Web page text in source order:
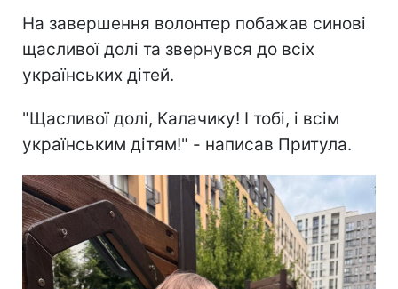
На завершення волонтер побажав синові
щасливої долі та звернувся до всіх
українських дітей.
"Щасливої долі, Калачику! І тобі, і всім
українським дітям!" - написав Притула.